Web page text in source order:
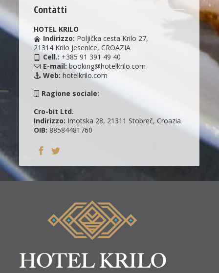
Contatti
HOTEL KRILO
Indirizzo: Poljička cesta Krilo 27,
21314 Krilo Jesenice, CROAZIA
Cell.: +385 91 391 49 40
E-mail: booking@hotelkrilo.com
Web: hotelkrilo.com
Ragione sociale:
Cro-bit Ltd.
Indirizzo: Imotska 28, 21311 Stobreč, Croazia
OIB: 88584481760